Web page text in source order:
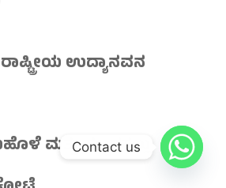
ಉದ್ಯಾನವನ
ಮತ್ತು ಪಟ್ಟದಕಲ್ಲು
Contact us